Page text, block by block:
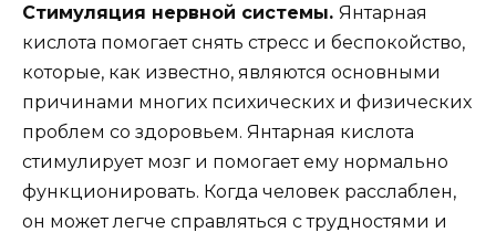
Стимуляция нервной системы. Янтарная
кислота помогает снять стресс и беспокойство,
которые, как известно, являются основными
причинами многих психических и физических
проблем со здоровьем. Янтарная кислота
стимулирует мозг и помогает ему нормально
функционировать. Когда человек расслаблен,
он может легче справляться с трудностями и